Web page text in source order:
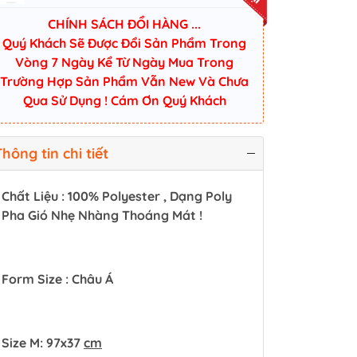
CHÍNH SÁCH ĐỔI HÀNG ...
Quý Khách Sẽ Được Đổi Sản Phẩm Trong
Vòng 7 Ngày Kể Từ Ngày Mua Trong
Trường Hợp Sản Phẩm Vẫn New Và Chưa
Qua Sử Dụng ! Cám Ơn Quý Khách
tin chi tiết
Chất Liệu : 100% Polyester , Dạng Poly
Pha Gió Nhẹ Nhàng Thoáng Mát !
Form Size : Châu Á
Size M: 97x37 cm